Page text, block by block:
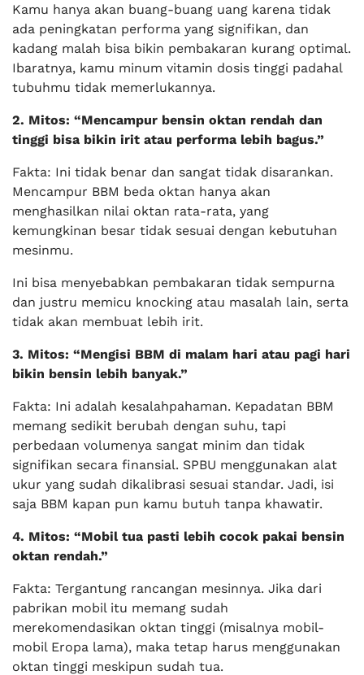
Kamu hanya akan buang-buang uang karena tidak
ada peningkatan performa yang signifikan, dan
kadang malah bisa bikin pembakaran kurang optimal.
Ibaratnya, kamu minum vitamin dosis tinggi padahal
tubuhmu tidak memerlukannya.
2. Mitos: “Mencampur bensin oktan rendah dan
tinggi bisa bikin irit atau performa lebih bagus.”
Fakta: Ini tidak benar dan sangat tidak disarankan.
Mencampur BBM beda oktan hanya akan
menghasilkan nilai oktan rata-rata, yang
kemungkinan besar tidak sesuai dengan kebutuhan
mesinmu.
Ini bisa menyebabkan pembakaran tidak sempurna
dan justru memicu knocking atau masalah lain, serta
tidak akan membuat lebih irit.
3. Mitos: “Mengisi BBM di malam hari atau pagi hari
bikin bensin lebih banyak.”
Fakta: Ini adalah kesalahpahaman. Kepadatan BBM
memang sedikit berubah dengan suhu, tapi
perbedaan volumenya sangat minim dan tidak
signifikan secara finansial. SPBU menggunakan alat
ukur yang sudah dikalibrasi sesuai standar. Jadi, isi
saja BBM kapan pun kamu butuh tanpa khawatir.
4. Mitos: “Mobil tua pasti lebih cocok pakai bensin
oktan rendah.”
Fakta: Tergantung rancangan mesinnya. Jika dari
pabrikan mobil itu memang sudah
merekomendasikan oktan tinggi (misalnya mobil-
mobil Eropa lama), maka tetap harus menggunakan
oktan tinggi meskipun sudah tua.